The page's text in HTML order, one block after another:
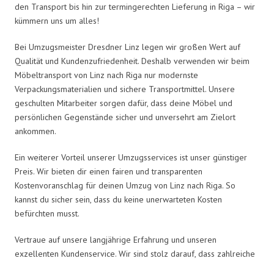
den Transport bis hin zur termingerechten Lieferung in Riga – wir
kümmern uns um alles!
Bei Umzugsmeister Dresdner Linz legen wir großen Wert auf
Qualität und Kundenzufriedenheit. Deshalb verwenden wir beim
Möbeltransport von Linz nach Riga nur modernste
Verpackungsmaterialien und sichere Transportmittel. Unsere
geschulten Mitarbeiter sorgen dafür, dass deine Möbel und
persönlichen Gegenstände sicher und unversehrt am Zielort
ankommen.
Ein weiterer Vorteil unserer Umzugsservices ist unser günstiger
Preis. Wir bieten dir einen fairen und transparenten
Kostenvoranschlag für deinen Umzug von Linz nach Riga. So
kannst du sicher sein, dass du keine unerwarteten Kosten
befürchten musst.
Vertraue auf unsere langjährige Erfahrung und unseren
exzellenten Kundenservice. Wir sind stolz darauf, dass zahlreiche